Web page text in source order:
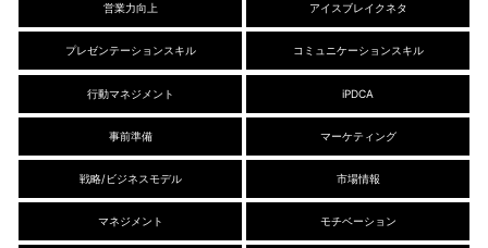
営業力向上 アイスブレイクネタ
プレゼンテーションスキル コミュニケーションスキル
行動マネジメント iPDCA
事前準備 マーケティング
戦略/ビジネスモデル 市場情報
マネジメント モチベーション